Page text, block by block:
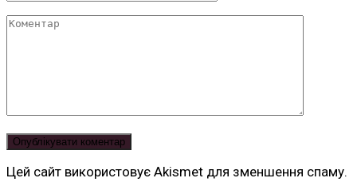
Коментар
Цей сайт використовує Akismet для зменшення спаму.